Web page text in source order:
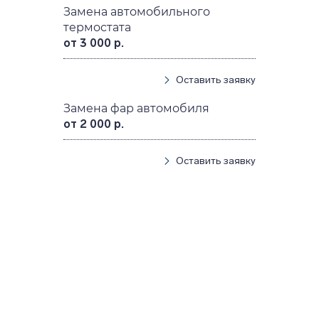
Замена автомобильного
термостата
от 3 000 р.
Оставить заявку
Замена фар автомобиля
от 2 000 р.
Оставить заявку